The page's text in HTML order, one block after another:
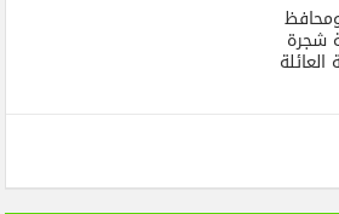
شجرة